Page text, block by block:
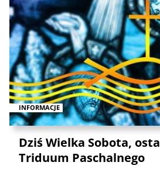
INFORMACJE
Dziś Wielka Sobota,
Triduum Paschalnego